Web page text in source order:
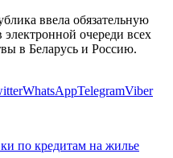
ввела обязательную
очереди всех
в Беларусь и Россию.
WhatsAppTelegramViber
по кредитам на жилье